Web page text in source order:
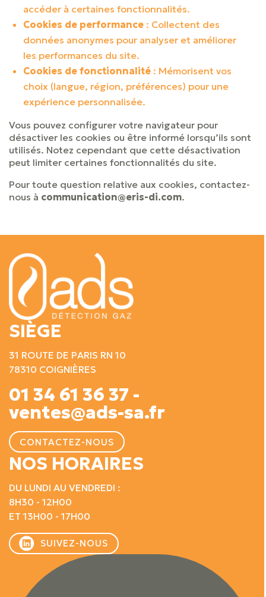
accéder à certaines fonctionnalités.
Cookies de performance : Collectent des
données anonymes pour analyser et améliorer
les performances du site.
Cookies de fonctionnalité : Mémorisent vos
choix (langue, région, préférences) pour une
expérience personnalisée.
Vous pouvez configurer votre navigateur pour
désactiver les cookies ou être informé lorsqu’ils sont
utilisés. Notez cependant que cette désactivation
peut limiter certaines fonctionnalités du site.
Pour toute question relative aux cookies, contactez-
nous à communication@eris-di.com.
SIÈGE
31 ROUTE DE PARIS RN 10
78310 COIGNIÈRES
01 34 61 36 37 -
ventes@ads-sa.fr
CONTACTEZ-NOUS
NOS HORAIRES
DU LUNDI AU VENDREDI :
8H30 - 12H00
ET 13H00 - 17H00
SUIVEZ-NOUS